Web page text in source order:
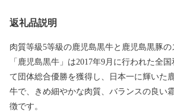
返礼品説明
肉質等級5等級の鹿児島黒牛と鹿児島黒豚の
「鹿児島黒牛」は2017年9月に行われた全
て団体総合優勝を獲得し、日本一に輝いた
牛で、きめ細やかな肉質、バランスの良い
徴です。